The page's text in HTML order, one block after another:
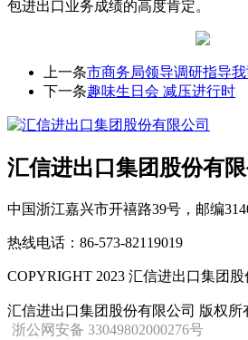
包进出口业务成绩的高度肯定。
上一条市商务局领导调研指导
下一条趣味生日会 减压进行时
汇信进出口集团股份有限
中国浙江嘉兴市开禧路39号，邮编
热线电话：86-573-82119019
COPYRIGHT 2023 汇信进出口集团股
汇信进出口集团股份有限公司 版权所
浙公网安备 33049802000276号